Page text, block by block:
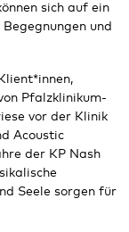
sich auf ein
und
Pfalzklinikum-
vor der Klinik
Acoustic
der KP Nash
Seele sorgen für